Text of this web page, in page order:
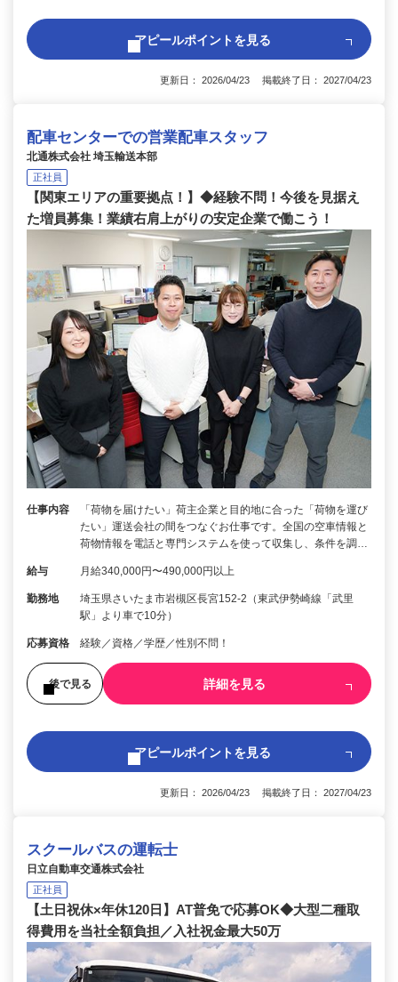
アピールポイントを見る
更新日： 2026/04/23 掲載終了日： 2027/04/23
配車センターでの営業配車スタッフ
北通株式会社 埼玉輸送本部
正社員
【関東エリアの重要拠点！】◆経験不問！今後を見据え
た増員募集！業績右肩上がりの安定企業で働こう！
仕事内容
「荷物を届けたい」荷主企業と目的地に合った「荷物を運び
たい」運送会社の間をつなぐお仕事です。全国の空車情報と
荷物情報を電話と専門システムを使って収集し、条件を調…
給与 月給340,000円〜490,000円以上
勤務地
埼玉県さいたま市岩槻区長宮152-2（東武伊勢崎線「武里
駅」より車で10分）
応募資格 経験／資格／学歴／性別不問！
後で見る 詳細を見る
アピールポイントを見る
更新日： 2026/04/23 掲載終了日： 2027/04/23
スクールバスの運転士
日立自動車交通株式会社
正社員
【土日祝休×年休120日】AT普免で応募OK◆大型二種取
得費用を当社全額負担／入社祝金最大50万